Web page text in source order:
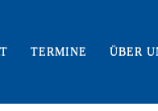
TERMINE ÜBER